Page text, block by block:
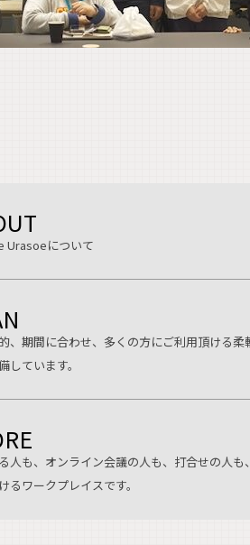
Urasoeについて
、期間に合わせ、多くの方にご利用頂ける柔
しています。
人も、オンライン会議の人も、打合せの人も
るワークプレイスです。